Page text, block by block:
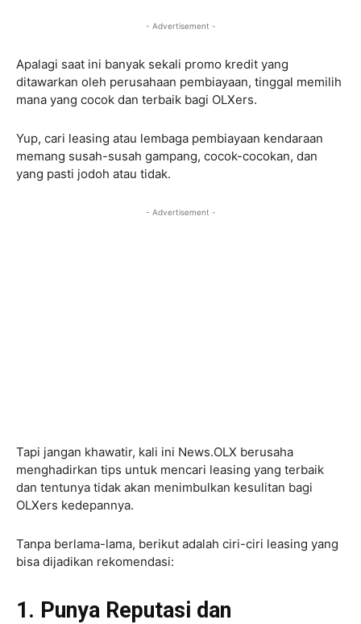
- Advertisement -
Apalagi saat ini banyak sekali promo kredit yang
ditawarkan oleh perusahaan pembiayaan, tinggal memilih
mana yang cocok dan terbaik bagi OLXers.
Yup, cari leasing atau lembaga pembiayaan kendaraan
memang susah-susah gampang, cocok-cocokan, dan
yang pasti jodoh atau tidak.
- Advertisement -
Tapi jangan khawatir, kali ini News.OLX berusaha
menghadirkan tips untuk mencari leasing yang terbaik
dan tentunya tidak akan menimbulkan kesulitan bagi
OLXers kedepannya.
Tanpa berlama-lama, berikut adalah ciri-ciri leasing yang
bisa dijadikan rekomendasi:
1. Punya Reputasi dan